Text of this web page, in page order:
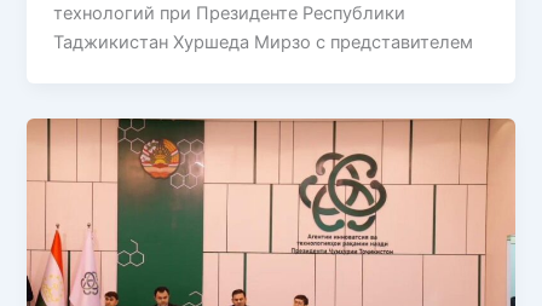
технологий при Президенте Республики
Таджикистан Хуршеда Мирзо с представителем